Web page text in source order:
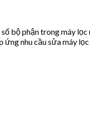
bộ phận trong máy
ứng nhu cầu sửa máy